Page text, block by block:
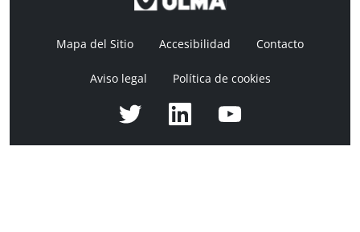
Mapa del Sitio Accesibilidad Contacto
Aviso legal Política de cookies